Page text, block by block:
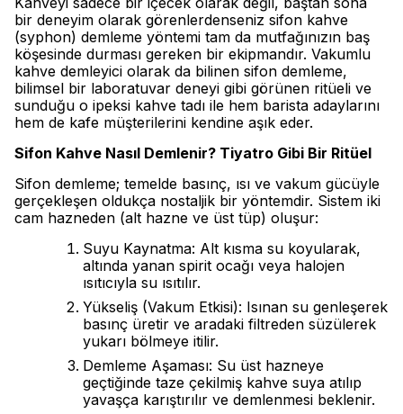
bir deneyim olarak görenlerdenseniz sifon kahve
(syphon) demleme yöntemi tam da mutfağınızın baş
köşesinde durması gereken bir ekipmandır. Vakumlu
kahve demleyici olarak da bilinen sifon demleme,
bilimsel bir laboratuvar deneyi gibi görünen ritüeli ve
sunduğu o ipeksi kahve tadı ile hem barista adaylarını
hem de kafe müşterilerini kendine aşık eder.
Sifon Kahve Nasıl Demlenir? Tiyatro Gibi Bir Ritüel
Sifon demleme; temelde basınç, ısı ve vakum gücüyle
gerçekleşen oldukça nostaljik bir yöntemdir. Sistem iki
cam hazneden (alt hazne ve üst tüp) oluşur:
Suyu Kaynatma: Alt kısma su koyularak,
altında yanan spirit ocağı veya halojen
ısıtıcıyla su ısıtılır.
Yükseliş (Vakum Etkisi): Isınan su genleşerek
basınç üretir ve aradaki filtreden süzülerek
yukarı bölmeye itilir.
Demleme Aşaması: Su üst hazneye
geçtiğinde taze çekilmiş kahve suya atılıp
yavaşça karıştırılır ve demlenmesi beklenir.